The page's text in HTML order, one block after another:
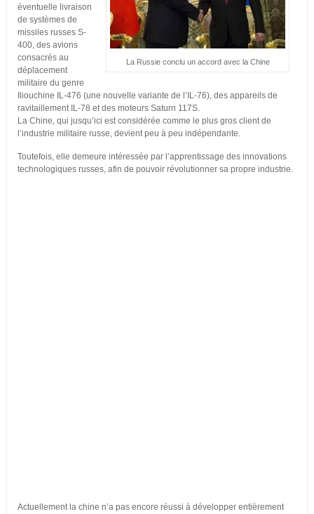
La Russie conclu un accord avec la Chine
éventuelle livraison
de systèmes de
missiles russes S-
400, des avions
consacrés au
déplacement
militaire du genre
Iliouchine IL-476 (une nouvelle variante de l’IL-76), des appareils de
ravitaillement IL-78 et des moteurs Saturn 117S.
La Chine, qui jusqu’ici est considérée comme le plus gros client de
l’industrie militaire russe, devient peu à peu indépendante.
Toutefois, elle demeure intéressée par l’apprentissage des innovations
technologiques russes, afin de pouvoir révolutionner sa propre industrie.
Actuellement la chine n’a pas encore réussi à développer entièrement